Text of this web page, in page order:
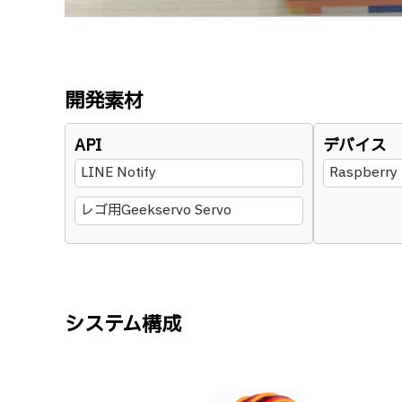
開発素材
API
LINE Notify
レゴ用Geekservo Servo
デバイス
Raspberry
システム構成